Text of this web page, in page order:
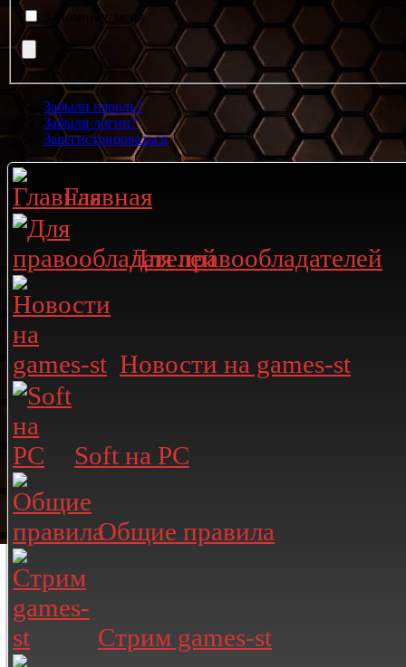
Запомнить меня
Забыли пароль?
Забыли логин?
Зарегистрироваться
Главная
Для правообладателей
Новости на games-st
Soft на PC
Общие правила
Стрим games-st